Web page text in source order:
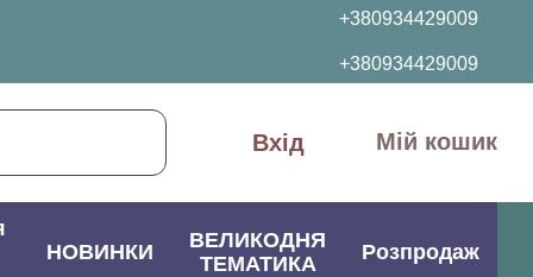
+380934429009
+380934429009
Вхід Мій кошик
НОВИНКИ
ВЕЛИКОДНЯ
ТЕМАТИКА
Розпродаж